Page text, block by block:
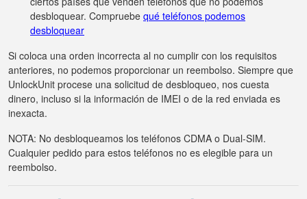
desbloquear. Compruebe qué teléfonos podemos
desbloquear
Si coloca una orden incorrecta al no cumplir con los requisitos
anteriores, no podemos proporcionar un reembolso. Siempre que
UnlockUnit procese una solicitud de desbloqueo, nos cuesta
dinero, incluso si la información de IMEI o de la red enviada es
inexacta.
NOTA: No desbloqueamos los teléfonos CDMA o Dual-SIM.
Cualquier pedido para estos teléfonos no es elegible para un
reembolso.